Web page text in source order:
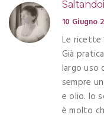
10 Giugno
Le ricette
Già
largo uso
sempre
e olio. Io
è molto